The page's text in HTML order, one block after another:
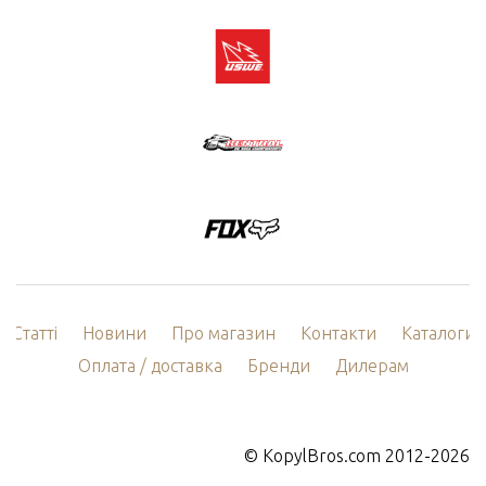
Статті Новини Про магазин Контакти
Каталоги
Оплата / доставка
Бренди Дилерам
© KopylBros.com 2012-2026